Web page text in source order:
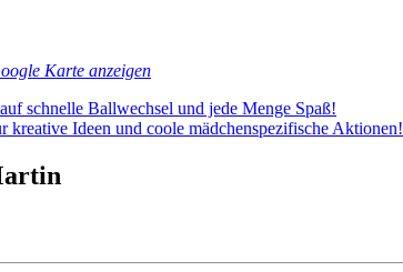
Karte anzeigen
schnelle Ballwechsel und jede Menge Spaß!
Ideen und coole mädchenspezifische Aktionen!